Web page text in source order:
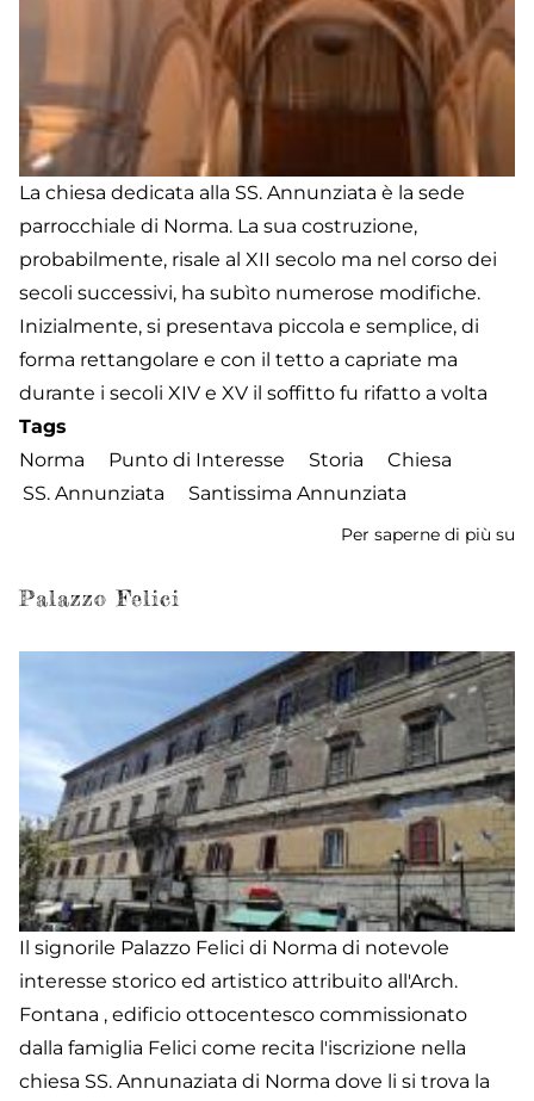
La chiesa dedicata alla SS. Annunziata è la sede
parrocchiale di Norma. La sua costruzione,
probabilmente, risale al XII secolo ma nel corso dei
secoli successivi, ha subìto numerose modifiche.
Inizialmente, si presentava piccola e semplice, di
forma rettangolare e con il tetto a capriate ma
durante i secoli XIV e XV il soffitto fu rifatto a volta
Tags
Norma
Punto di Interesse Storia
Chiesa
SS. Annunziata
Santissima Annunziata
Per saperne di più su
Palazzo Felici
Il signorile Palazzo Felici di Norma di notevole
interesse storico ed artistico attribuito all'Arch.
Fontana , edificio ottocentesco commissionato
dalla famiglia Felici come recita l'iscrizione nella
chiesa SS. Annunaziata di Norma dove li si trova la